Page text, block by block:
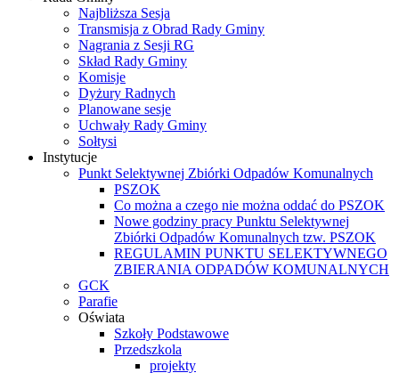
Najbliższa Sesja
Transmisja z Obrad Rady Gminy
Nagrania z Sesji RG
Skład Rady Gminy
Komisje
Dyżury Radnych
Planowane sesje
Uchwały Rady Gminy
Sołtysi
Instytucje
Punkt Selektywnej Zbiórki Odpadów Komunalnych
PSZOK
Co można a czego nie można oddać do PSZOK
Nowe godziny pracy Punktu Selektywnej
Zbiórki Odpadów Komunalnych tzw. PSZOK
REGULAMIN PUNKTU SELEKTYWNEGO
ZBIERANIA ODPADÓW KOMUNALNYCH
GCK
Parafie
Oświata
Szkoły Podstawowe
Przedszkola
projekty